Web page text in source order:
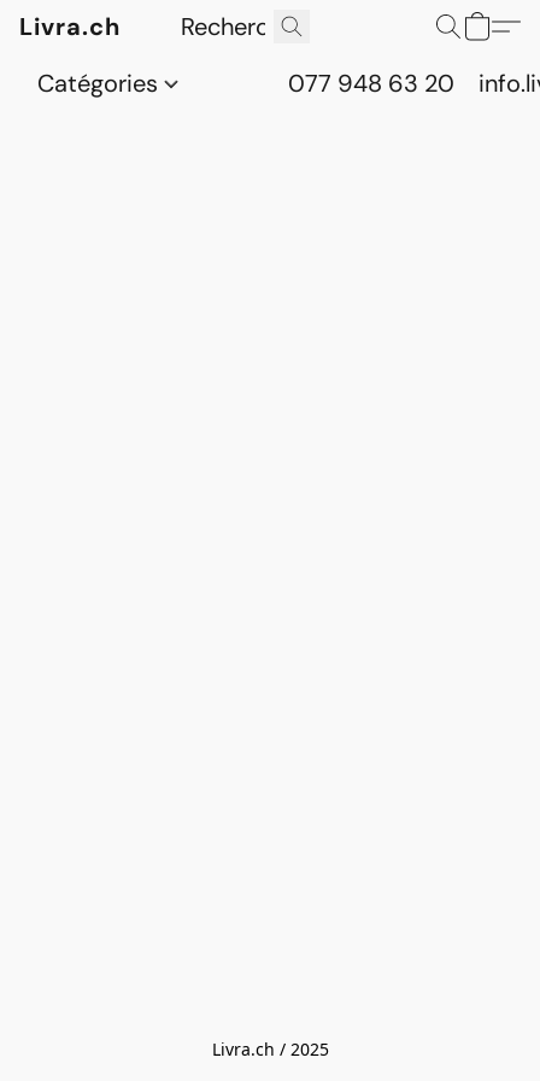
Livra.ch
Catégories
077 948 63 20
Livra.ch / 2025